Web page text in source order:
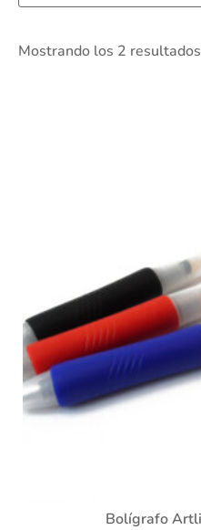
Mostrando los 2 resultados
Bolígrafo